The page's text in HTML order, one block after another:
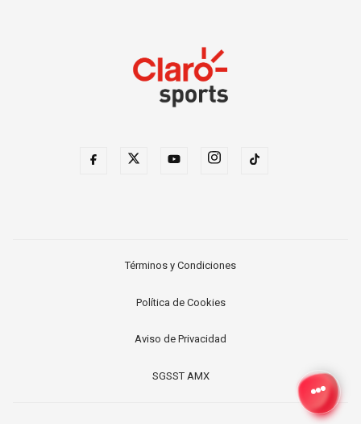
Términos y Condiciones
Política de Cookies
Aviso de Privacidad
SGSST AMX